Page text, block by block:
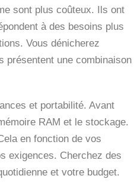
sont plus coûteux. Ils ont
à des besoins plus
Vous dénicherez
présentent une combinaison
et portabilité. Avant
RAM et le stockage.
en fonction de vos
exigences. Cherchez des
et votre budget.